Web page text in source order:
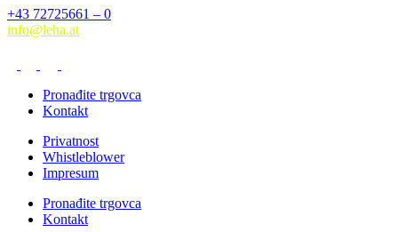
+43 72725661 – 0
info@leha.at
Pronađite trgovca
Kontakt
Privatnost
Whistleblower
Impresum
Pronađite trgovca
Kontakt